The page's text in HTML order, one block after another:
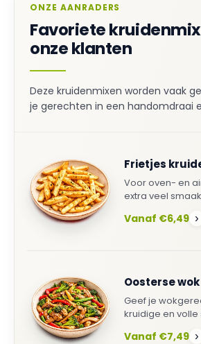
ONZE AANRADERS
Favoriete
onze klanten
Deze kruidenmixen worden vaak
je gerechten in een handomdraai
Frietjes
Voor oven- en
extra veel
Vanaf €6,49 ›
Oosterse
Geef je
kruidige en volle
Vanaf €7,49 ›